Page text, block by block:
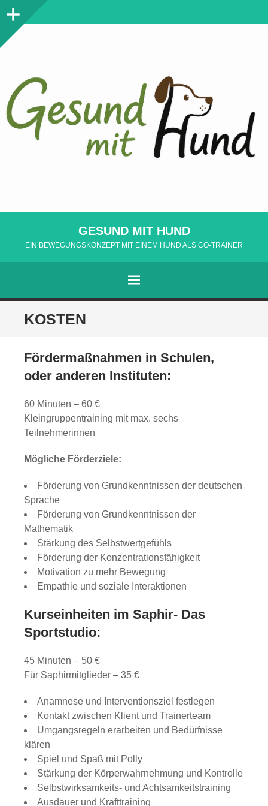
Seitenleiste
GESUND MIT HUND
EIN BEWEGUNGSKONZEPT MIT EINEM HUND ALS CO-TRAINER
MENÜ
ZUM
KOSTEN
Fördermaßnahmen in Schulen,
oder anderen Instituten:
60 Minuten – 60 €
Kleingruppentraining mit max. sechs
Teilnehmerinnen
Mögliche Förderziele:
Förderung von Grundkenntnissen der deutschen
Sprache
Förderung von Grundkenntnissen der
Mathematik
Stärkung des Selbstwertgefühls
Förderung der Konzentrationsfähigkeit
Motivation zu mehr Bewegung
Empathie und soziale Interaktionen
Kurseinheiten im Saphir- Das
Sportstudio:
45 Minuten – 50 €
Für Saphirmitglieder – 35 €
Anamnese und Interventionsziel festlegen
Kontakt zwischen Klient und Trainerteam
Umgangsregeln erarbeiten und Bedürfnisse
klären
Spiel und Spaß mit Polly
Stärkung der Körperwahrnehmung und Kontrolle
Selbstwirksamkeits- und Achtsamkeitstraining
Ausdauer und Krafttraining